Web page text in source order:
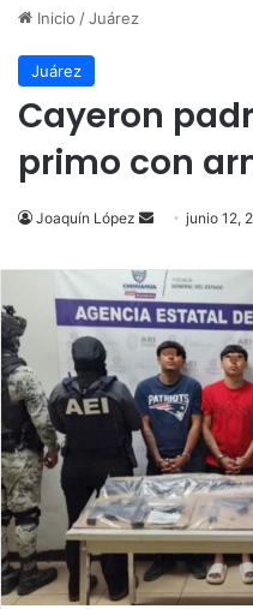
Inicio /Juárez
Juárez
Cayeron
primo con
Joaquín López
Send
email
junio 12,